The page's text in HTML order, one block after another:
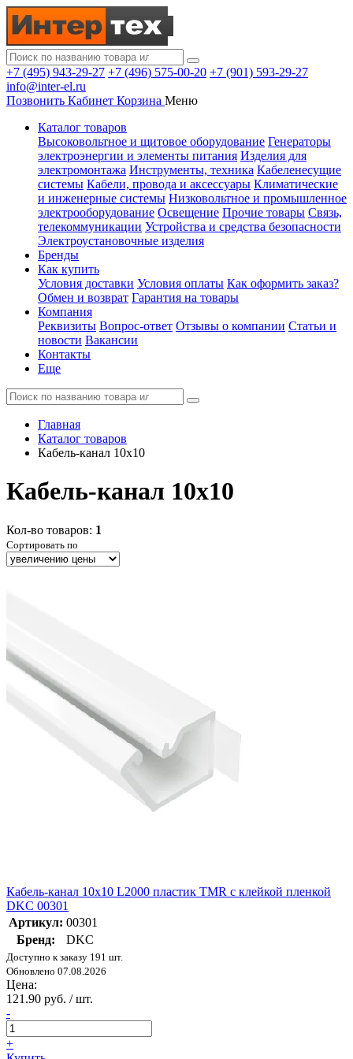
+7 (495) 943-29-27 +7 (496) 575-00-20 +7 (901) 593-29-27
info@inter-el.ru
Позвонить Кабинет Корзина Меню
Каталог товаров
Высоковольтное и щитовое оборудование Генераторы
электроэнергии и элементы питания Изделия для
электромонтажа Инструменты, техника Кабеленесущие
системы Кабели, провода и аксессуары Климатические
и инженерные системы Низковольтное и промышленное
электрооборудование Освещение Прочие товары Связь,
телекоммуникации Устройства и средства безопасности
Электроустановочные изделия
Бренды
Как купить
Условия доставки Условия оплаты Как оформить заказ?
Обмен и возврат Гарантия на товары
Компания
Реквизиты Вопрос-ответ Отзывы о компании Статьи и
новости Вакансии
Контакты
Еще
Главная
Каталог товаров
Кабель-канал 10х10
Кабель-канал 10х10
Кол-во товаров: 1
Сортировать по
Кабель-канал 10х10 L2000 пластик TMR с клейкой пленкой
DKC 00301
Артикул: 00301
Бренд:
DKC
Доступно к заказу 191 шт.
Обновлено 07.08.2026
Цена:
121.90 руб. / шт.
-
+